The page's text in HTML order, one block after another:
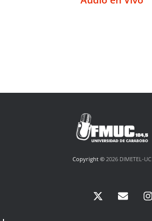
Copyright © 2026 DIMETEL-UC